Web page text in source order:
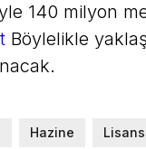
140 milyon
Böylelikle
Hazine